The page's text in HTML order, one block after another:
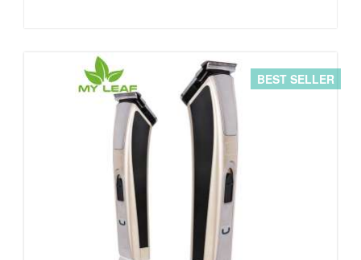
BEST SELLER